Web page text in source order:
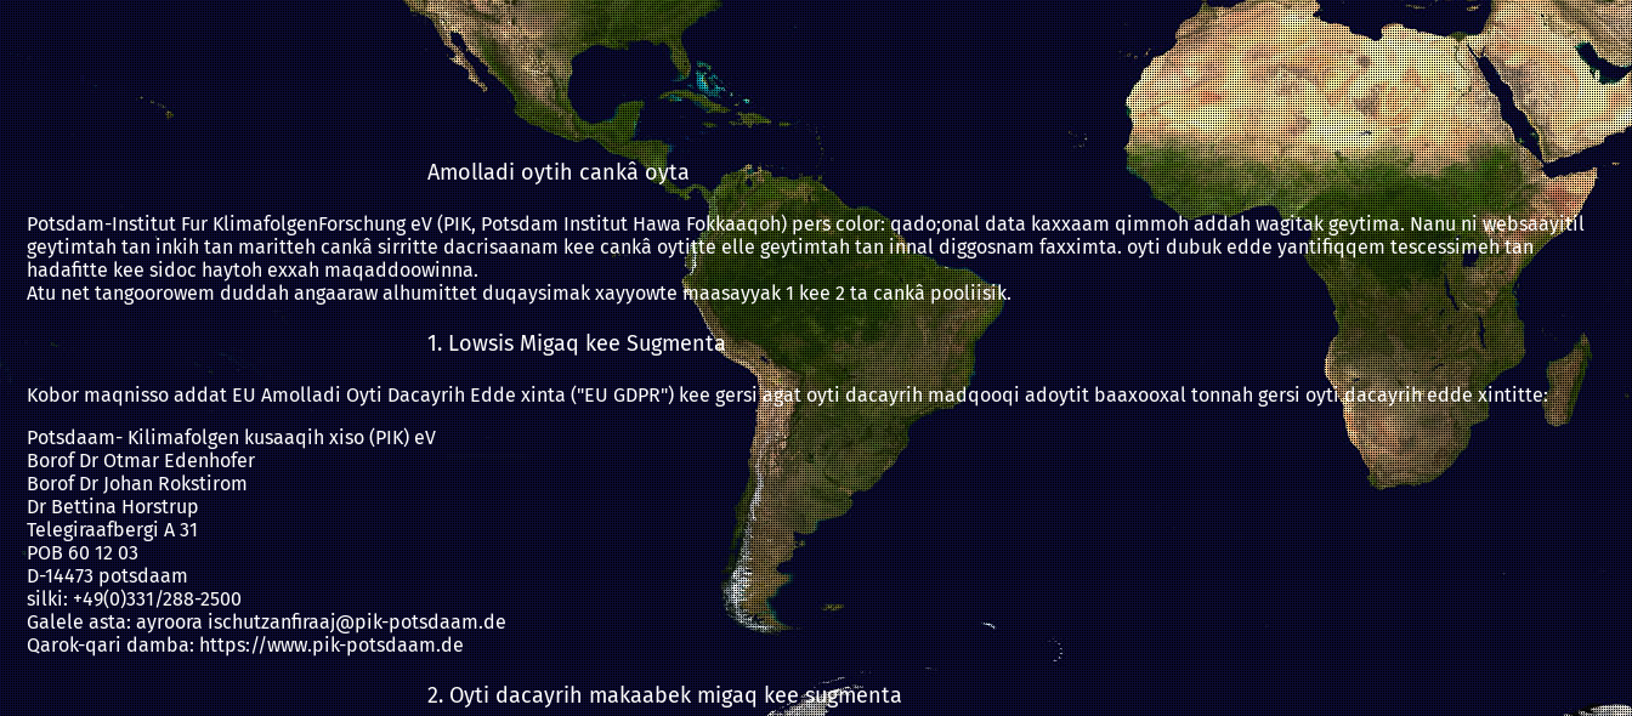
Amolladi oytih cankâ oyta
Potsdam-Institut Fur KlimafolgenForschung eV (PIK, Potsdam Institut Hawa Fokkaaqoh) pers color: qado;onal data kaxxaam qimmoh addah wagitak geytima. Nanu ni websaayitil
geytimtah tan inkih tan maritteh cankâ sirritte dacrisaanam kee cankâ oytitte elle geytimtah tan innal diggosnam faxximta. oyti dubuk edde yantifiqqem tescessimeh tan
hadafitte kee sidoc haytoh exxah maqaddoowinna.
Atu net tangoorowem duddah angaaraw alhumittet duqaysimak xayyowte maasayyak 1 kee 2 ta cankâ pooliisik.
1. Lowsis Migaq kee Sugmenta
Kobor maqnisso addat EU Amolladi Oyti Dacayrih Edde xinta ("EU GDPR") kee gersi agat oyti dacayrih madqooqi adoytit baaxooxal tonnah gersi oyti dacayrih edde xintitte:
Potsdaam- Kilimafolgen kusaaqih xiso (PIK) eV
Borof Dr Otmar Edenhofer
Borof Dr Johan Rokstirom
Dr Bettina Horstrup
Telegiraafbergi A 31
POB 60 12 03
D-14473 potsdaam
silki: +49(0)331/288-2500
Galele asta: ayroora ischutzanfiraaj@pik-potsdaam.de
Qarok-qari damba: https://www.pik-potsdaam.de
2. Oyti dacayrih makaabek migaq kee sugmenta